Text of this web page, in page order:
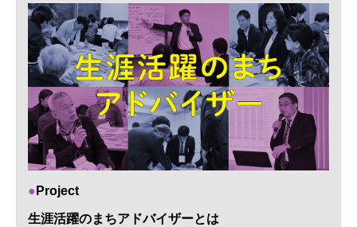
Project
生涯活躍のまちアドバイザーとは